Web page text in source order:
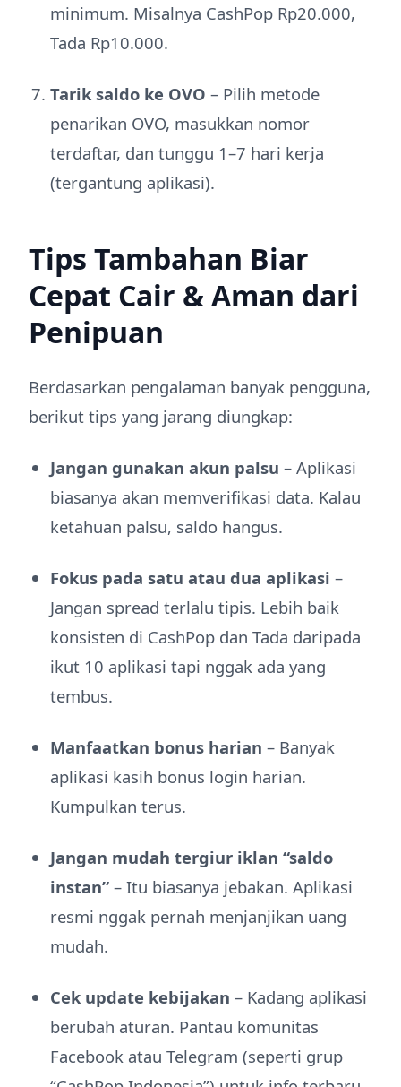
minimum. Misalnya CashPop Rp20.000,
Tada Rp10.000.
Tarik saldo ke OVO – Pilih metode
penarikan OVO, masukkan nomor
terdaftar, dan tunggu 1–7 hari kerja
(tergantung aplikasi).
Tips Tambahan Biar
Cepat Cair & Aman dari
Penipuan
Berdasarkan pengalaman banyak pengguna,
berikut tips yang jarang diungkap:
Jangan gunakan akun palsu – Aplikasi
biasanya akan memverifikasi data. Kalau
ketahuan palsu, saldo hangus.
Fokus pada satu atau dua aplikasi –
Jangan spread terlalu tipis. Lebih baik
konsisten di CashPop dan Tada daripada
ikut 10 aplikasi tapi nggak ada yang
tembus.
Manfaatkan bonus harian – Banyak
aplikasi kasih bonus login harian.
Kumpulkan terus.
Jangan mudah tergiur iklan “saldo
instan” – Itu biasanya jebakan. Aplikasi
resmi nggak pernah menjanjikan uang
mudah.
Cek update kebijakan – Kadang aplikasi
berubah aturan. Pantau komunitas
Facebook atau Telegram (seperti grup